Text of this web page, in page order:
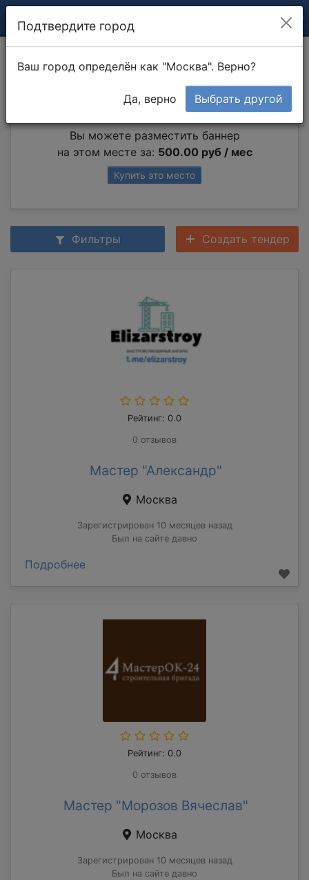
Монтаж ФБС
Вы можете разместить баннер
на этом месте за: 500.00 руб / мес
Купить это место
Фильтры Создать тендер
Рейтинг: 0.0
0 отзывов
Мастер "Александр"
Москва
Зарегистрирован 10 месяцев назад
Был на сайте давно
Подробнее
Рейтинг: 0.0
0 отзывов
Мастер "Морозов Вячеслав"
Москва
Зарегистрирован 10 месяцев назад
Был на сайте давно
Подтвердите город
Ваш город определён как "Москва". Верно?
Да, верно Выбрать другой